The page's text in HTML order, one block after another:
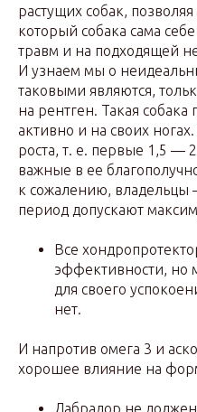
растущих собак,
который собака сама
травм и на подходящей
И узнаем мы о
таковыми являются,
на рентген. Такая
активно и на своих
роста, т. е. первые 1,5 —
важные в ее
к сожалению, владельцы
период допускают
Все
эффективности, но
для своего
нет.
И напротив омега 3 и
хорошее влияние на
Лабрадор не